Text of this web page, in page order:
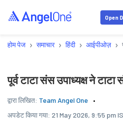
Open
होम पेज › समाचार › हिंदी › आईपीओज़ ›
पूर्व टाटा संस उपाध्यक्ष ने
द्वारा लिखित: Team Angel One
अपडेट किया गया: 21 May 2026, 9:55 pm